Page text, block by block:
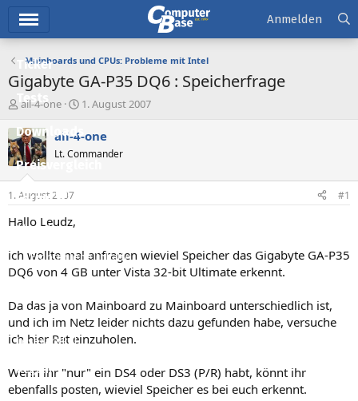
Ticker
Tests
Downloads
Preisvergleich
Forum
Aktuelles
Empfohlene Inhalte
Neueste Aktivitäten
Leserartikel
Regeln
Anmelden
Mainboards und CPUs: Probleme mit Intel
Gigabyte GA-P35 DQ6 : Speicherfrage
E
s
t
e
l
e
r
all-4-one
E
e
t
1. August 2007
all-4-one
Lt. Commander
1. August 2007 #1
Hallo Leudz,
ich wollte mal anfragen wieviel Speicher das Gigabyte GA-P35
DQ6 von 4 GB unter Vista 32-bit Ultimate erkennt.
Da das ja von Mainboard zu Mainboard unterschiedlich ist,
und ich im Netz leider nichts dazu gefunden habe, versuche
ich hier Rat einzuholen.
Wenn ihr "nur" ein DS4 oder DS3 (P/R) habt, könnt ihr
ebenfalls posten, wieviel Speicher es bei euch erkennt.